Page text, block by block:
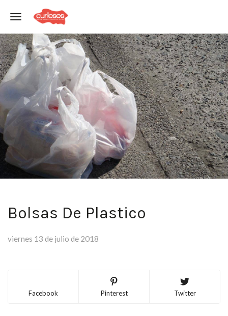
Toggle navigation
Bolsas De Plastico
viernes 13 de julio de 2018
Facebook Pinterest Twitter